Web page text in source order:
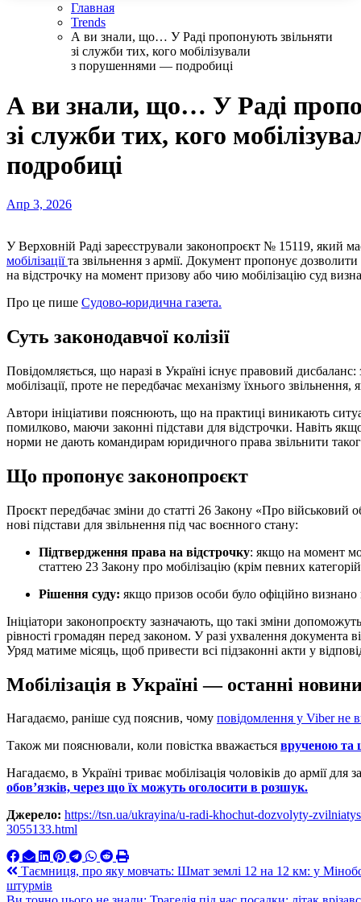
Главная
Trends
А ви знали, що… У Раді пропонують звільняти
зі служби тих, кого мобілізували
з порушеннями — подробиці
А ви знали, що… У Раді
зі служби тих, кого
подробиці
Апр 3, 2026
У Верховній Раді зареєстрували законопроєкт № 15119, який
мобілізаціїта звільнення з армії. Документ пропонує
на відстрочку на момент призову або чию мобілізацію суд
Про це пише Судово-юридична газета.
Суть законодавчої колізії
Повідомляється, що наразі в Україні існує правовий дисбаланс:
мобілізації, проте не передбачає механізму їхнього
Автори ініціативи пояснюють, що на практиці виникають
помилково, маючи законні підстави для відстрочки. Навіть
норми не дають командирам юридичного права звільнити
Що пропонує законопроєкт
Проєкт передбачає зміни до статті 26 Закону «Про військовий
нові підстави для звільнення під час воєнного стану:
Підтвердження права на відстрочку: якщо на момент
статтею 23 Закону про мобілізацію (крім певних
Рішення суду: якщо призов особи було офіційно
Ініціатори законопроєкту зазначають, що такі зміни
рівності громадян перед законом. У разі ухвалення документа
Уряд матиме місяць, щоб привести всі підзаконні акти у
Мобілізація в Україні — останні
Нагадаємо, раніше суд пояснив, чому повідомлення у Viber не
Також ми пояснювали, коли повістка вважається врученою та
Нагадаємо, в Україні триває мобілізація чоловіків до армії
обов’язків, через що їх можуть оголосити в розшук.
Джерело: https://tsn.ua/ukrayina/u-radi-khochut-dozvolyty-
3055133.html
Навигация
по
Таємниця, про яку мовчать: Шмат землі 12 на 12 км: у
штурмів